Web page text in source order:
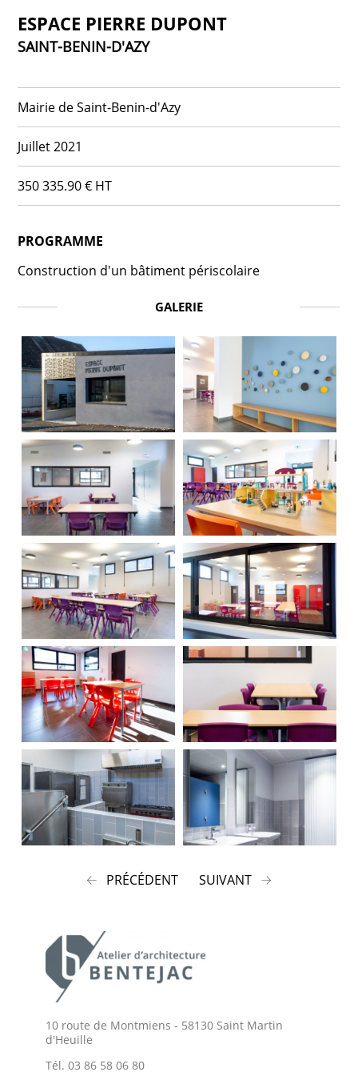
ESPACE PIERRE DUPONT
SAINT-BENIN-D'AZY
Mairie de Saint-Benin-d'Azy
Juillet 2021
350 335.90 € HT
PROGRAMME
Construction d'un bâtiment périscolaire
GALERIE
PRÉCÉDENT SUIVANT
10 route de Montmiens - 58130 Saint Martin
d'Heuille
Tél.03 86 58 06 80